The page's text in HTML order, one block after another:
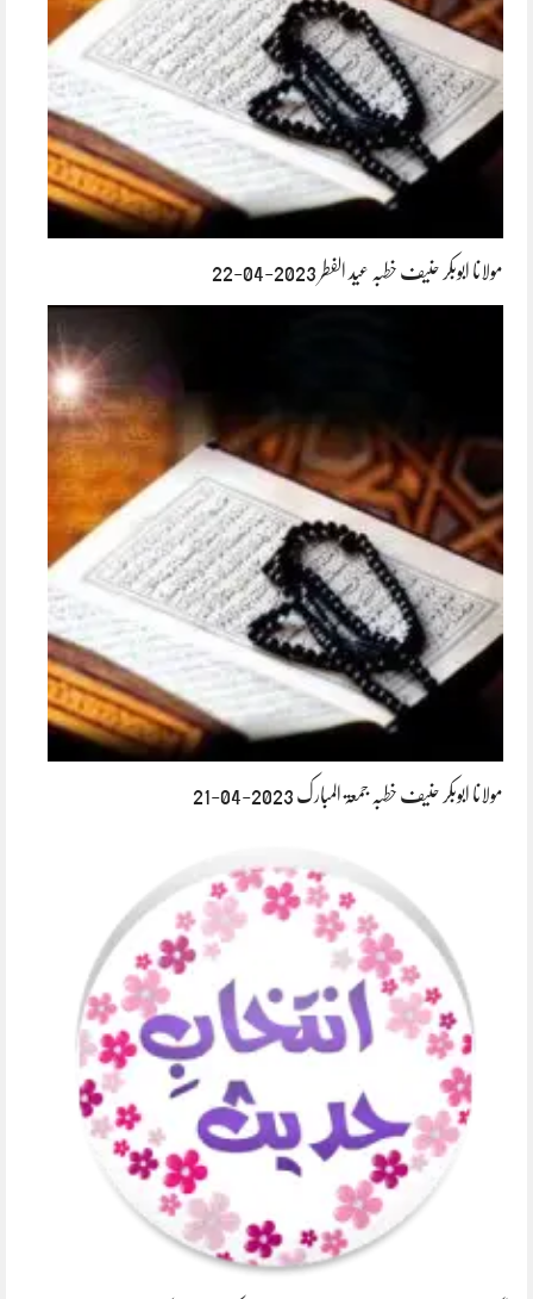
مولانا ابوبکر حنیف خطبہ عید الفطر 2023-04-22
مولانا ابوبکر حنیف خطبہ جمعۃ المبارک 2023-04-21